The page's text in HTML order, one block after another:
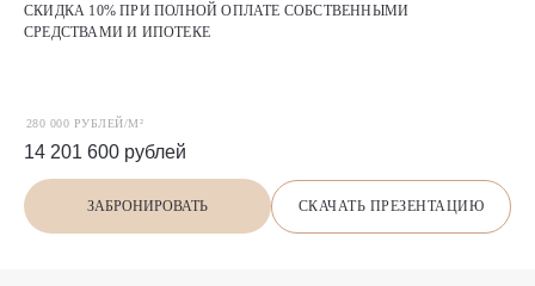
СКИДКА 10% ПРИ ПОЛНОЙ ОПЛАТЕ СОБСТВЕННЫМИ
СРЕДСТВАМИ И ИПОТЕКЕ
280 000 РУБЛЕЙ/М²
14 201 600 рублей
ЗАБРОНИРОВАТЬ СКАЧАТЬ ПРЕЗЕНТАЦИЮ
ПОХОЖИЕ
предложения